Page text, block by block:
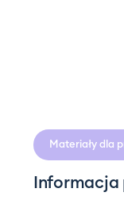
Materiały dla
Informacja